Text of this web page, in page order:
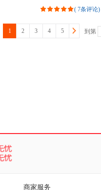
( 7条评论)
到第
1 2 3 4 5
商家服务